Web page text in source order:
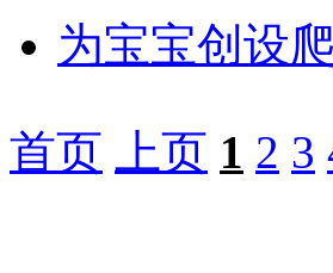
为宝宝创设
首页 上页 1 2 3